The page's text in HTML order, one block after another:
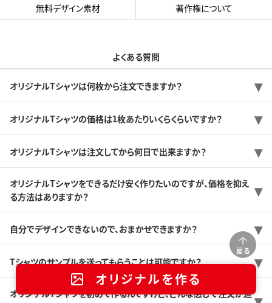
戻る
オリジナルを作る
無料デザイン素材
著作権について
よくある質問
オリジナルTシャツは何枚から注文できますか？
オリジナルTシャツの価格は1枚あたりいくらくらいですか？
オリジナルTシャツは注文してから何日で出来ますか？
オリジナルTシャツをできるだけ安く作りたいのですが、価格を抑え
る方法はありますか？
自分でデザインできないので、おまかせできますか？
Tシャツのサンプルを送ってもらうことは可能ですか？
オリジナルTシャツを初めて作るんですけど、どんな感じで注文が進